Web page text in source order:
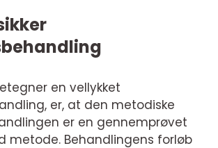
en vellykket
er, at den metodiske
er en gennemprøvet
metode. Behandlingens forløb